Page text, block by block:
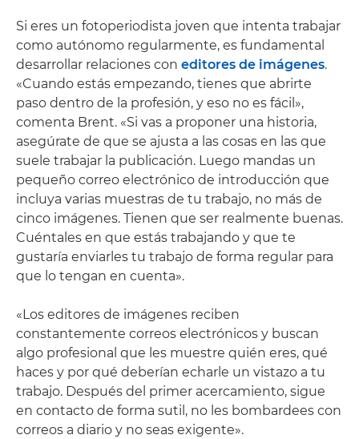
Si eres un fotoperiodista joven que intenta trabajar
como autónomo regularmente, es fundamental
desarrollar relaciones con editores de imágenes.
«Cuando estás empezando, tienes que abrirte
paso dentro de la profesión, y eso no es fácil»,
comenta Brent. «Si vas a proponer una historia,
asegúrate de que se ajusta a las cosas en las que
suele trabajar la publicación. Luego mandas un
pequeño correo electrónico de introducción que
incluya varias muestras de tu trabajo, no más de
cinco imágenes. Tienen que ser realmente buenas.
Cuéntales en que estás trabajando y que te
gustaría enviarles tu trabajo de forma regular para
que lo tengan en cuenta».
«Los editores de imágenes reciben
constantemente correos electrónicos y buscan
algo profesional que les muestre quién eres, qué
haces y por qué deberían echarle un vistazo a tu
trabajo. Después del primer acercamiento, sigue
en contacto de forma sutil, no les bombardees con
correos a diario y no seas exigente».